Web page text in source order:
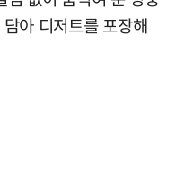
아 디저트를 포장해